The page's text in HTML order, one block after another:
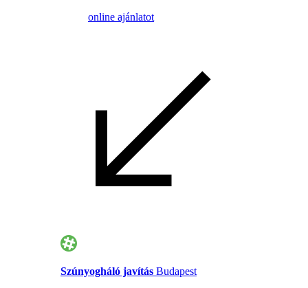
online ajánlatot
Szúnyogháló javítás Budapest